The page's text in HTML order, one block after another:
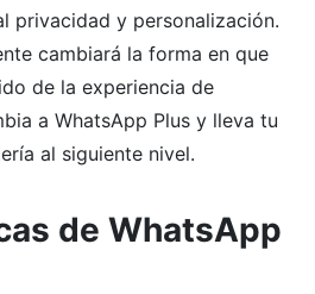
privacidad y personalización.
cambiará la forma en que
de la experiencia de
a WhatsApp Plus y lleva tu
al siguiente nivel.
de WhatsApp